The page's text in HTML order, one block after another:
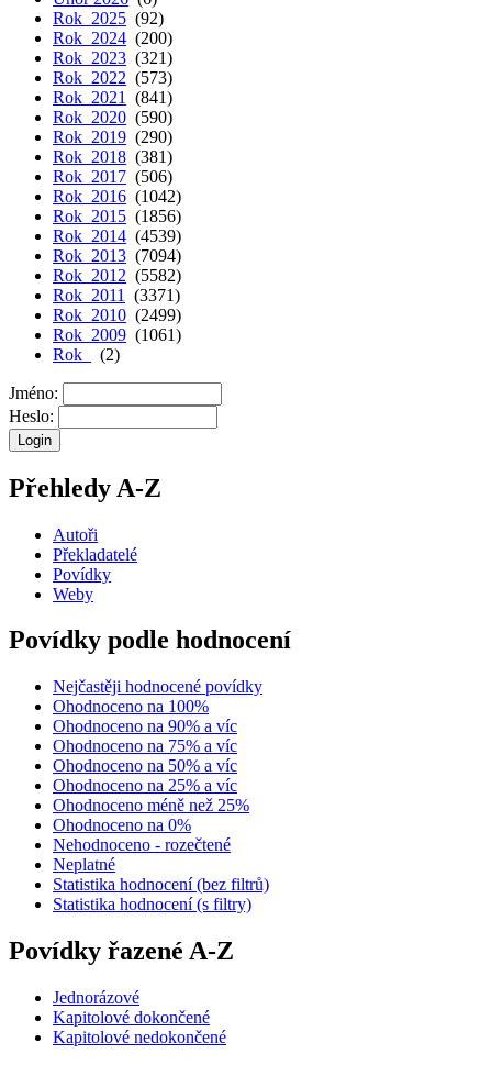
Rok 2025 (92)
Rok 2024 (200)
Rok 2023 (321)
Rok 2022 (573)
Rok 2021
(841)
Rok 2020 (590)
Rok 2019 (290)
Rok 2018 (381)
Rok 2017 (506)
Rok 2016 (1042)
Rok 2015 (1856)
Rok 2014 (4539)
Rok 2013 (7094)
Rok 2012 (5582)
Rok 2011
(3371)
Rok 2010 (2499)
Rok 2009 (1061)
Rok
(2)
Jméno:
Heslo:
Přehledy A-Z
Autoři
Překladatelé
Povídky
Weby
Povídky podle hodnocení
Nejčastěji hodnocené povídky
Ohodnoceno na 100%
Ohodnoceno na 90% a víc
Ohodnoceno na 75% a víc
Ohodnoceno na 50% a víc
Ohodnoceno na 25% a víc
Ohodnoceno méně než 25%
Ohodnoceno na 0%
Nehodnoceno - rozečtené
Neplatné
Statistika hodnocení (bez filtrů)
Statistika hodnocení (s filtry)
Povídky řazené A-Z
Jednorázové
Kapitolové dokončené
Kapitolové nedokončené